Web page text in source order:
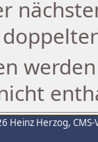
Heinz Herzog,